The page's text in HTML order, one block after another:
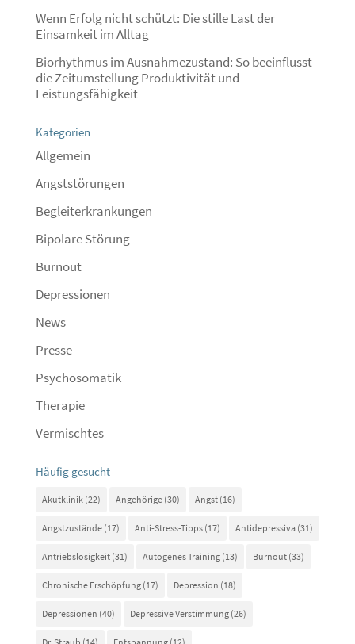
Wenn Erfolg nicht schützt: Die stille Last der
Einsamkeit im Alltag
Biorhythmus im Ausnahmezustand: So beeinflusst
die Zeitumstellung Produktivität und
Leistungsfähigkeit
Kategorien
Allgemein
Angststörungen
Begleiterkrankungen
Bipolare Störung
Burnout
Depressionen
News
Presse
Psychosomatik
Therapie
Vermischtes
Häufig gesucht
Akutklinik(22) Angehörige(30) Angst(16)
Angstzustände(17) Anti-Stress-Tipps(17) Antidepressiva(31)
Antriebslosigkeit(31) Autogenes Training(13) Burnout(33)
Chronische Erschöpfung(17) Depression (18)
Depressionen (40) Depressive Verstimmung(26)